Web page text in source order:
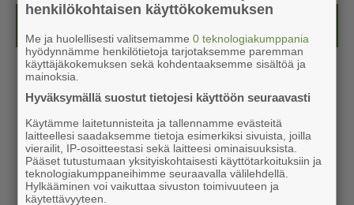
henkilökohtaisen käyttökokemuksen
Me ja huolellisesti valitsemamme0 teknologiakumppania
hyödynnämme henkilötietoja tarjotaksemme paremman
käyttäjäkokemuksen sekä kohdentaaksemme sisältöä ja
mainoksia.
Hyväksymällä suostut tietojesi käyttöön seuraavasti
Käytämme laitetunnisteita ja tallennamme evästeitä
laitteellesi saadaksemme tietoja esimerkiksi sivuista, joilla
vierailit, IP-osoitteestasi sekä laitteesi ominaisuuksista.
Pääset tutustumaan yksityiskohtaisesti käyttötarkoituksiin ja
teknologiakumppaneihimme seuraavalla välilehdellä.
Hylkääminen voi vaikuttaa sivuston toimivuuteen ja
käytettävyyteen.